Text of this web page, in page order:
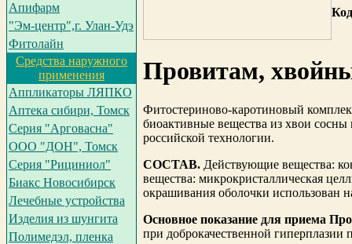
Апифарм
"Эм-центр",г. Улан-Удэ
Фитолайн
Средства наружного
применения
Аппликаторы ЛЯПКО
Аптека сибири, Томск
Серия "Арговасна"
ООО "ДОН", Томск
Серия "Рициниол"
Биакс Новосибирск
Лечебные устройства
Изделия из шунгита
Полимедэл, пленка
Провитам,
Фитостериново-каротиновый
биоактивные вещества из хвои
российской технологии.
СОСТАВ. Действующие вещества:
вещества: микрокристаллическая
окрашивания оболочки использован
Основное показание для приема
при доброкачественной гиперплазии